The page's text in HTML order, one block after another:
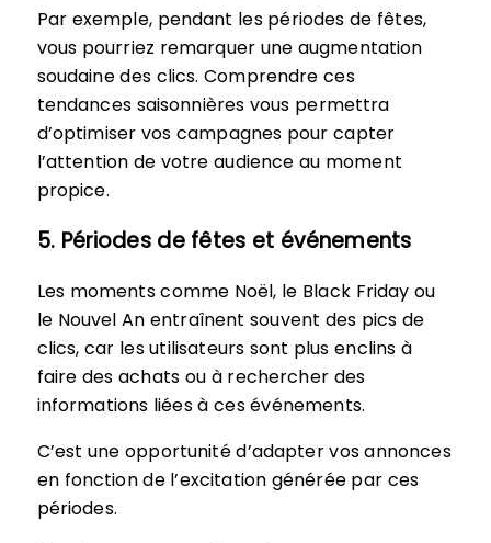
Par exemple, pendant les périodes de fêtes,
vous pourriez remarquer une augmentation
soudaine des clics. Comprendre ces
tendances saisonnières vous permettra
d’optimiser vos campagnes pour capter
l’attention de votre audience au moment
propice.
5. Périodes de fêtes et événements
Les moments comme Noël, le Black Friday ou
le Nouvel An entraînent souvent des pics de
clics, car les utilisateurs sont plus enclins à
faire des achats ou à rechercher des
informations liées à ces événements.
C’est une opportunité d’adapter vos annonces
en fonction de l’excitation générée par ces
périodes.